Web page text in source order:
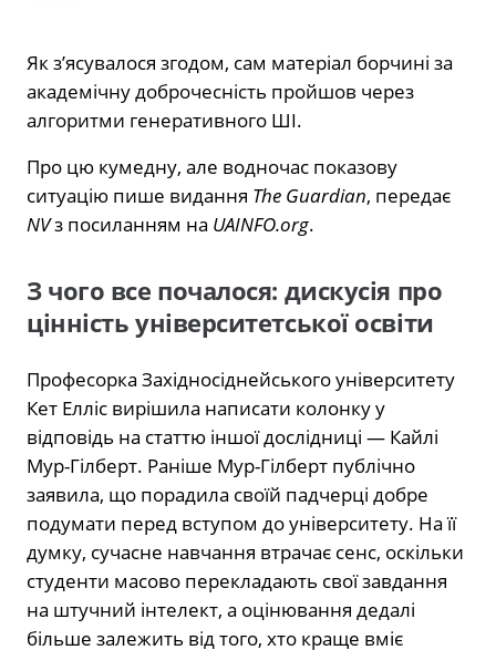
Як з’ясувалося згодом, сам матеріал борчині за
академічну доброчесність пройшов через
алгоритми генеративного ШІ.
Про цю кумедну, але водночас показову
ситуацію пише видання The Guardian, передає
NVз посиланням на UAINFO.org.
З чого все почалося: дискусія про
цінність університетської освіти
Професорка Західносіднейського університету
Кет Елліс вирішила написати колонку у
відповідь на статтю іншої дослідниці — Кайлі
Мур-Гілберт. Раніше Мур-Гілберт публічно
заявила, що порадила своїй падчерці добре
подумати перед вступом до університету. На її
думку, сучасне навчання втрачає сенс, оскільки
студенти масово перекладають свої завдання
на штучний інтелект, а оцінювання дедалі
більше залежить від того, хто краще вміє